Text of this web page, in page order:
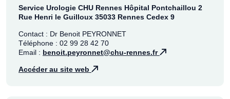
Service Urologie CHU Rennes Hôpital Pontchaillou 2
Rue Henri le Guilloux 35033 Rennes Cedex 9
Contact : Dr Benoit PEYRONNET
Téléphone : 02 99 28 42 70
Email : benoit.peyronnet@chu-rennes.fr
Accéder au site web